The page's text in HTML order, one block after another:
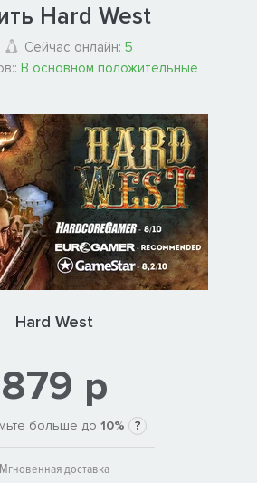
Hard West
Сейчас онлайн: 5
В основном положительные
Hard West
879 р
больше до 10% ?
Мгновенная доставка